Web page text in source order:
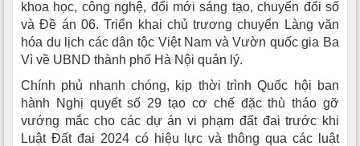
khoa học, công nghệ, đổi mới sáng tạo, chuyển đổi số
và Đề án 06. Triển khai chủ trương chuyển Làng văn
hóa du lịch các dân tộc Việt Nam và Vườn quốc gia Ba
Vì về UBND thành phố Hà Nội quản lý.
Chính phủ nhanh chóng, kịp thời trình Quốc hội ban
hành Nghị quyết số 29 tạo cơ chế đặc thù tháo gỡ
vướng mắc cho các dự án vi phạm đất đai trước khi
Luật Đất đai 2024 có hiệu lực và thông qua các luật